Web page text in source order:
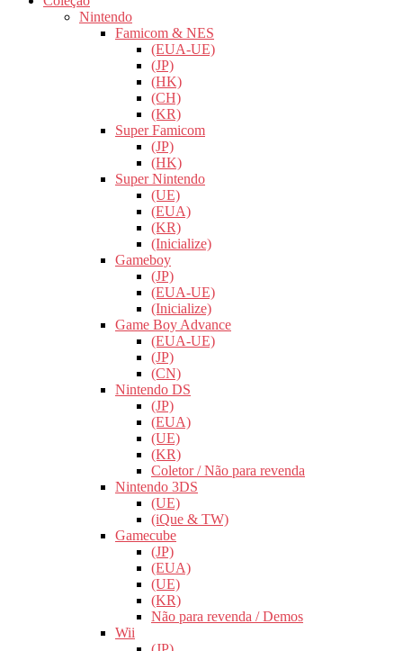
Nintendo
Famicom & NES
(EUA-UE)
(JP)
(HK)
(CH)
(KR)
Super Famicom
(JP)
(HK)
Super Nintendo
(UE)
(EUA)
(KR)
(Inicialize)
Gameboy
(JP)
(EUA-UE)
(Inicialize)
Game Boy Advance
(EUA-UE)
(JP)
(CN)
Nintendo DS
(JP)
(EUA)
(UE)
(KR)
Coletor / Não para revenda
Nintendo 3DS
(UE)
(iQue & TW)
Gamecube
(JP)
(EUA)
(UE)
(KR)
Não para revenda / Demos
Wii